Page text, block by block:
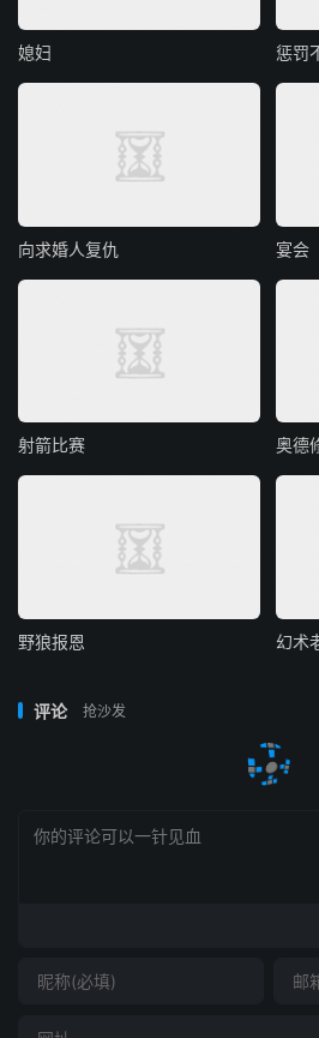
媳妇 惩罚
向求婚人复仇 宴会
射箭比赛 奥德
野狼报恩 幻术
评论 抢沙发